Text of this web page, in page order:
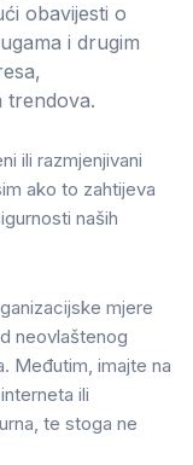
obavijesti o
i drugim
trendova.
ili razmjenjivani
ako to zahtijeva
naših
mjere
neovlaštenog
Međutim, imajte na
ili
te stoga ne